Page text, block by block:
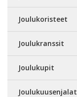
Joulukoristeet
Joulukranssit
Joulukupit
Joulukuusenjalat